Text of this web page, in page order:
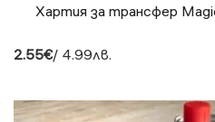
Хартия за трансфер
2.55€/ 4.99лв.